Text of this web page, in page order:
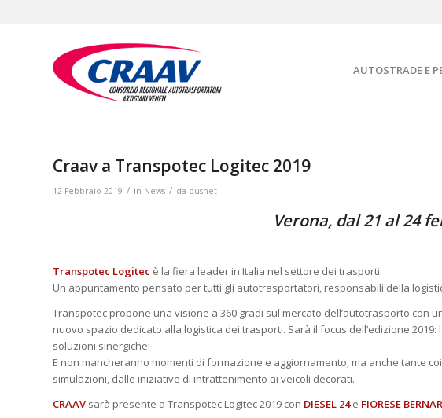
AUTOSTRADE E
Craav a Transpotec Logitec 2019
12 Febbraio 2019 / in News / da busnet
Verona, dal 21 al 24
Transpotec Logitec è la fiera leader in Italia nel settore dei trasporti.
Un appuntamento pensato per tutti gli autotrasportatori, responsabili della
Transpotec propone una visione a 360 gradi sul mercato dell’autotrasporto con
nuovo spazio dedicato alla logistica dei trasporti. Sarà il focus dell’edizione
soluzioni sinergiche!
E non mancheranno momenti di formazione e aggiornamento, ma anche tante
simulazioni, dalle iniziative di intrattenimento ai veicoli decorati.
CRAAV sarà presente a Transpotec Logitec 2019 con DIESEL 24e FIORESE